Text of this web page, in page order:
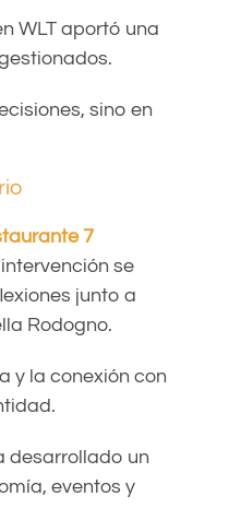
WLT aportó una
sino en
7
se
junto a
Rodogno.
y la conexión con
desarrollado un
eventos y